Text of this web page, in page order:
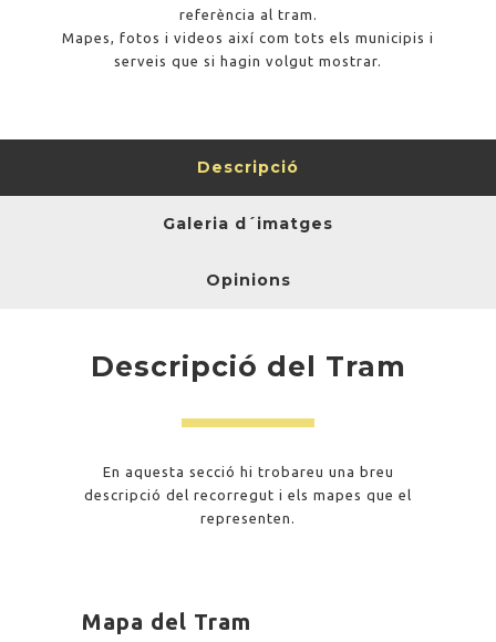
referència al tram.
Mapes, fotos i videos així com tots els municipis i
serveis que si hagin volgut mostrar.
Descripció
Galeria d´imatges
Opinions
Descripció del Tram
En aquesta secció hi trobareu una breu
descripció del recorregut i els mapes que el
representen.
Mapa del Tram